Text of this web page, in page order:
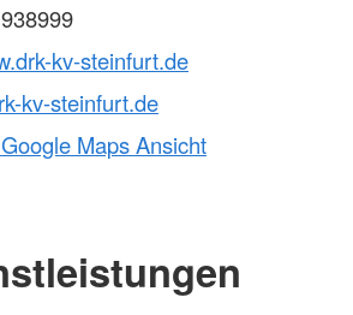
kv-steinfurt.de
kv-steinfurt.de
Maps Ansicht